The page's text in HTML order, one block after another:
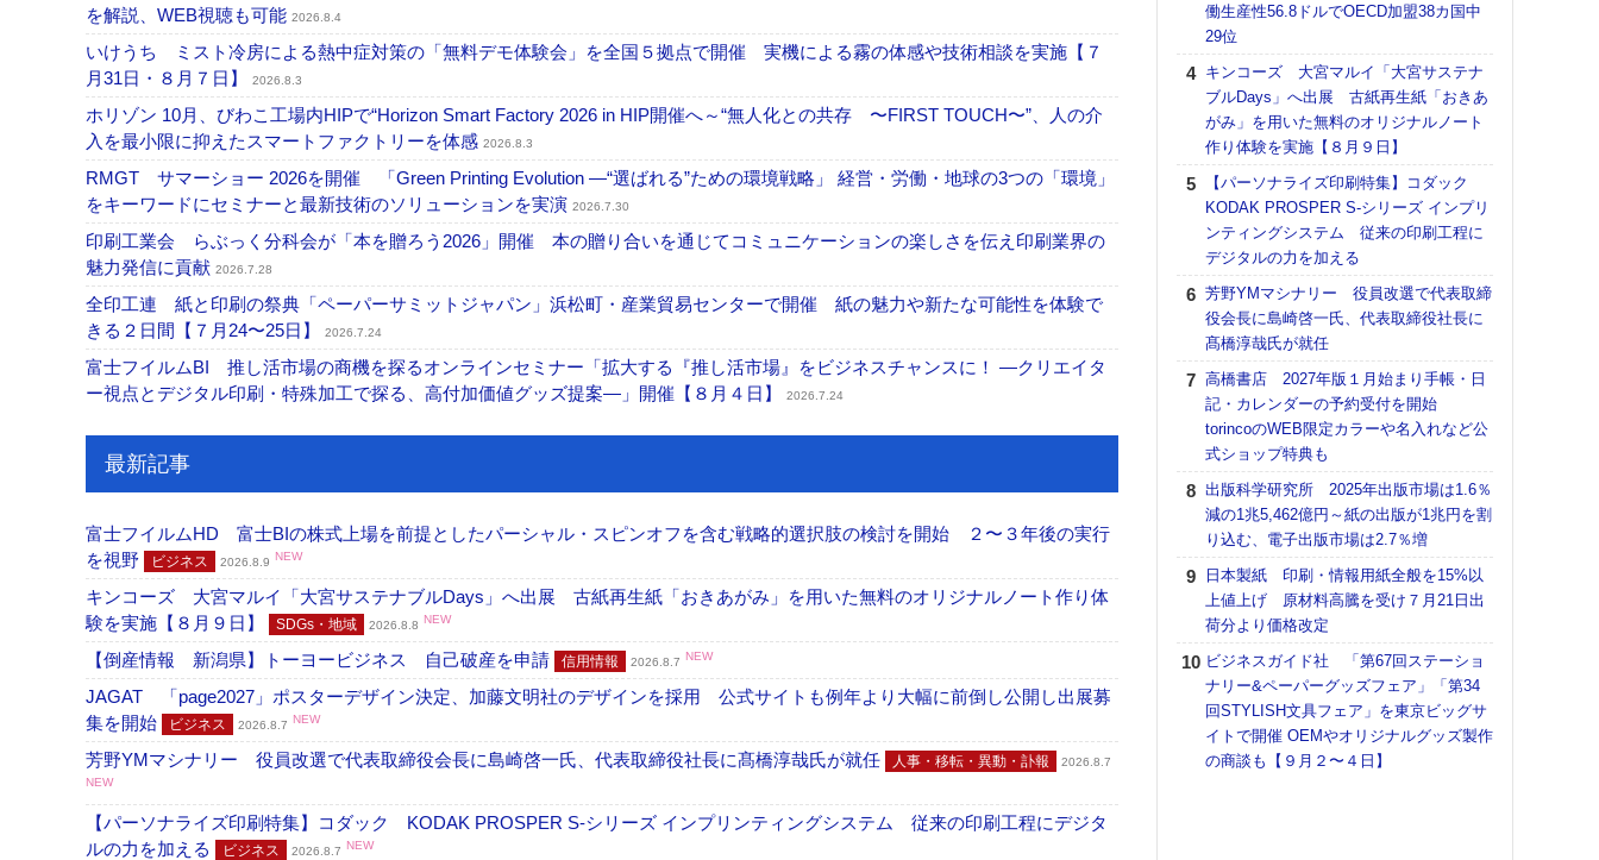
を解説、WEB視聴も可能 2026.8.4
いけうち ミスト冷房による熱中症対策の「無料デモ体験会」を全国５拠点で開催 実機による霧の体感や技術相談を実施【７
月31日・８月７日】
2026.8.3
ホリゾン 10月、びわこ工場内HIPで“Horizon Smart Factory 2026 in HIP開催へ～“無人化との共存 〜FIRST TOUCH〜”、人の介
入を最小限に抑えたスマートファクトリーを体感 2026.8.3
RMGT サマーショー 2026を開催 「Green Printing Evolution ―“選ばれる”ための環境戦略」 経営・労働・地球の3つの「環境」
をキーワードにセミナーと最新技術のソリューションを実演 2026.7.30
印刷工業会 らぶっく分科会が「本を贈ろう2026」開催 本の贈り合いを通じてコミュニケーションの楽しさを伝え印刷業界の
魅力発信に貢献 2026.7.28
全印工連 紙と印刷の祭典「ペーパーサミットジャパン」浜松町・産業貿易センターで開催 紙の魅力や新たな可能性を体験で
きる２日間【７月24〜25日】
2026.7.24
富士フイルムBI 推し活市場の商機を探るオンラインセミナー「拡大する『推し活市場』をビジネスチャンスに！ ―クリエイタ
ー視点とデジタル印刷・特殊加工で探る、高付加価値グッズ提案―」開催【８月４日】
2026.7.24
最新記事
富士フイルムHD 富士BIの株式上場を前提としたパーシャル・スピンオフを含む戦略的選択肢の検討を開始 ２〜３年後の実行
を視野
ビジネス 2026.8.9 NEW
キンコーズ 大宮マルイ「大宮サステナブルDays」へ出展 古紙再生紙「おきあがみ」を用いた無料のオリジナルノート作り体
験を実施【８月９日】
SDGs・地域 2026.8.8 NEW
【倒産情報 新潟県】トーヨービジネス 自己破産を申請 信用情報 2026.8.7 NEW
JAGAT 「page2027」ポスターデザイン決定、加藤文明社のデザインを採用 公式サイトも例年より大幅に前倒し公開し出展募
集を開始
ビジネス 2026.8.7 NEW
芳野YMマシナリー 役員改選で代表取締役会長に島崎啓一氏、代表取締役社長に髙橋淳哉氏が就任 人事・移転・異動・訃報
2026.8.7
NEW
【パーソナライズ印刷特集】コダック KODAK PROSPER S-シリーズ インプリンティングシステム 従来の印刷工程にデジタ
ルの力を加える
ビジネス 2026.8.7 NEW
働生産性56.8ドルでOECD加盟38カ国中
29位
キンコーズ 大宮マルイ「大宮サステナ
ブルDays」へ出展 古紙再生紙「おきあ
がみ」を用いた無料のオリジナルノート
作り体験を実施【８月９日】
【パーソナライズ印刷特集】コダック
KODAK PROSPER S-シリーズ インプリ
ンティングシステム 従来の印刷工程に
デジタルの力を加える
芳野YMマシナリー 役員改選で代表取締
役会長に島崎啓一氏、代表取締役社長に
髙橋淳哉氏が就任
高橋書店 2027年版１月始まり手帳・日
記・カレンダーの予約受付を開始
torincoのWEB限定カラーや名入れなど公
式ショップ特典も
出版科学研究所 2025年出版市場は1.6％
減の1兆5,462億円～紙の出版が1兆円を割
り込む、電子出版市場は2.7％増
日本製紙 印刷・情報用紙全般を15%以
上値上げ 原材料高騰を受け７月21日出
荷分より価格改定
ビジネスガイド社 「第67回ステーショ
ナリー&ペーパーグッズフェア」「第34
回STYLISH文具フェア」を東京ビッグサ
イトで開催 OEMやオリジナルグッズ製作
の商談も【９月２〜４日】